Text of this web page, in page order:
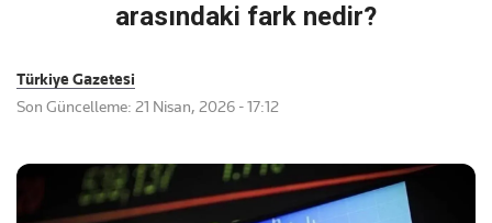
arasındaki fark nedir?
Türkiye Gazetesi
Son Güncelleme: 21 Nisan, 2026 - 17:12